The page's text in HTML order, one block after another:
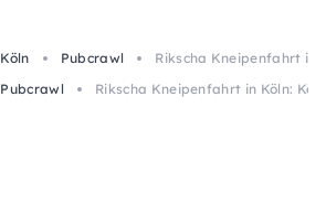
Köln Pubcrawl
Rikscha Kneipenfahrt in
Pubcrawl Rikscha Kneipenfahrt in Köln: